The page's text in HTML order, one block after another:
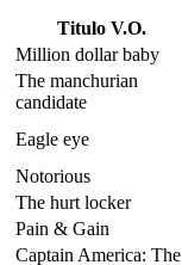
Titulo V.O.
Million dollar baby
The manchurian
candidate
Eagle eye
Notorious
The hurt locker
Pain & Gain
Captain America: The